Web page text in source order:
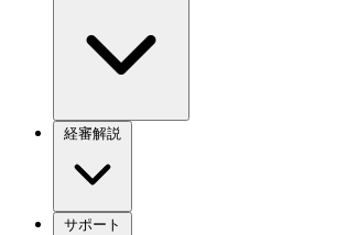
経審解説
サポート